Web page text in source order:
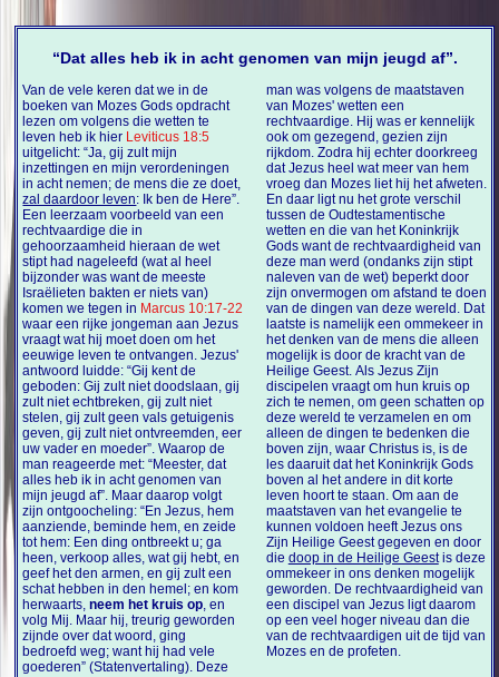
“Dat alles heb ik in acht genomen van mijn jeugd af”.
Van de vele keren dat we in de
boeken van Mozes Gods opdracht
lezen om volgens die wetten te
leven heb ik hier Leviticus 18:5
uitgelicht: “Ja, gij zult mijn
inzettingen en mijn verordeningen
in acht nemen; de mens die ze doet,
zal daardoor leven: Ik ben de Here”.
Een leerzaam voorbeeld van een
rechtvaardige die in
gehoorzaamheid hieraan de wet
stipt had nageleefd (wat al heel
bijzonder was want de meeste
Israëlieten bakten er niets van)
komen we tegen in Marcus 10:17-22
waar een rijke jongeman aan Jezus
vraagt wat hij moet doen om het
eeuwige leven te ontvangen. Jezus'
antwoord luidde: “Gij kent de
geboden: Gij zult niet doodslaan, gij
zult niet echtbreken, gij zult niet
stelen, gij zult geen vals getuigenis
geven, gij zult niet ontvreemden, eer
uw vader en moeder”. Waarop de
man reageerde met: “Meester, dat
alles heb ik in acht genomen van
mijn jeugd af”. Maar daarop volgt
zijn ontgoocheling: “En Jezus, hem
aanziende, beminde hem, en zeide
tot hem: Een ding ontbreekt u; ga
heen, verkoop alles, wat gij hebt, en
geef het den armen, en gij zult een
schat hebben in den hemel; en kom
herwaarts,neem het kruis op, en
volg Mij. Maar hij, treurig geworden
zijnde over dat woord, ging
bedroefd weg; want hij had vele
goederen” (Statenvertaling). Deze
man was volgens de maatstaven
van Mozes' wetten een
rechtvaardige. Hij was er kennelijk
ook om gezegend, gezien zijn
rijkdom. Zodra hij echter doorkreeg
dat Jezus heel wat meer van hem
vroeg dan Mozes liet hij het afweten.
En daar ligt nu het grote verschil
tussen de Oudtestamentische
wetten en die van het Koninkrijk
Gods want de rechtvaardigheid van
deze man werd (ondanks zijn stipt
naleven van de wet) beperkt door
zijn onvermogen om afstand te doen
van de dingen van deze wereld. Dat
laatste is namelijk een ommekeer in
het denken van de mens die alleen
mogelijk is door de kracht van de
Heilige Geest. Als Jezus Zijn
discipelen vraagt om hun kruis op
zich te nemen, om geen schatten op
deze wereld te verzamelen en om
alleen de dingen te bedenken die
boven zijn, waar Christus is, is de
les daaruit dat het Koninkrijk Gods
boven al het andere in dit korte
leven hoort te staan. Om aan de
maatstaven van het evangelie te
kunnen voldoen heeft Jezus ons
Zijn Heilige Geest gegeven en door
die doop in de Heilige Geestis deze
ommekeer in ons denken mogelijk
geworden. De rechtvaardigheid van
een discipel van Jezus ligt daarom
op een veel hoger niveau dan die
van de rechtvaardigen uit de tijd van
Mozes en de profeten.